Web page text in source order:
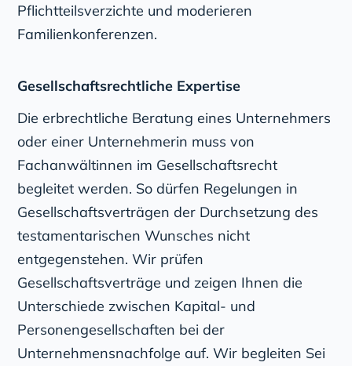
Pflichtteilsverzichte und moderieren
Familienkonferenzen.
Gesellschaftsrechtliche Expertise
Die erbrechtliche Beratung eines Unternehmers
oder einer Unternehmerin muss von
Fachanwältinnen im Gesellschaftsrecht
begleitet werden. So dürfen Regelungen in
Gesellschaftsverträgen der Durchsetzung des
testamentarischen Wunsches nicht
entgegenstehen. Wir prüfen
Gesellschaftsverträge und zeigen Ihnen die
Unterschiede zwischen Kapital- und
Personengesellschaften bei der
Unternehmensnachfolge auf. Wir begleiten Sei